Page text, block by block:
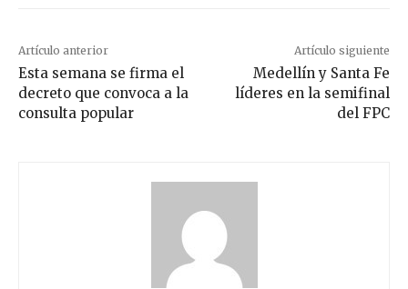
Artículo anterior
Esta semana se firma el
decreto que convoca a la
consulta popular
Artículo siguiente
Medellín y Santa Fe
líderes en la semifinal
del FPC